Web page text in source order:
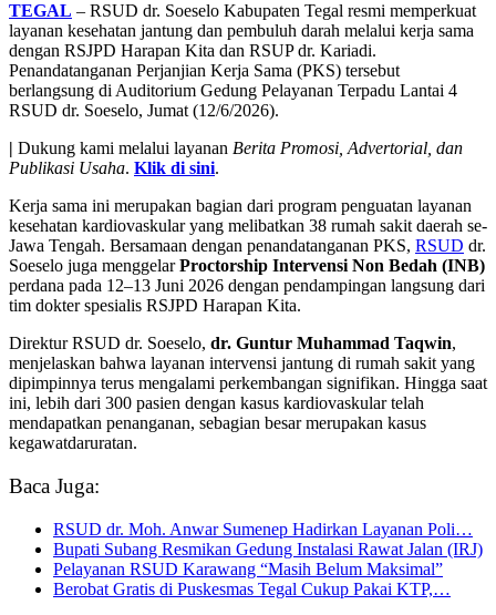
TEGAL – RSUD dr. Soeselo Kabupaten Tegal resmi memperkuat
layanan kesehatan jantung dan pembuluh darah melalui kerja sama
dengan RSJPD Harapan Kita dan RSUP dr. Kariadi.
Penandatanganan Perjanjian Kerja Sama (PKS) tersebut
berlangsung di Auditorium Gedung Pelayanan Terpadu Lantai 4
RSUD dr. Soeselo, Jumat (12/6/2026).
| Dukung kami melalui layanan Berita Promosi, Advertorial, dan
Publikasi Usaha. Klik di sini.
Kerja sama ini merupakan bagian dari program penguatan layanan
kesehatan kardiovaskular yang melibatkan 38 rumah sakit daerah se-
Jawa Tengah. Bersamaan dengan penandatanganan PKS, RSUD dr.
Soeselo juga menggelarProctorship Intervensi Non Bedah (INB)
perdana pada 12–13 Juni 2026 dengan pendampingan langsung dari
tim dokter spesialis RSJPD Harapan Kita.
Direktur RSUD dr. Soeselo, dr. Guntur Muhammad Taqwin,
menjelaskan bahwa layanan intervensi jantung di rumah sakit yang
dipimpinnya terus mengalami perkembangan signifikan. Hingga saat
ini, lebih dari 300 pasien dengan kasus kardiovaskular telah
mendapatkan penanganan, sebagian besar merupakan kasus
kegawatdaruratan.
Baca Juga:
RSUD dr. Moh. Anwar Sumenep Hadirkan Layanan Poli…
Bupati Subang Resmikan Gedung Instalasi Rawat Jalan (IRJ)
Pelayanan RSUD Karawang “Masih Belum Maksimal”
Berobat Gratis di Puskesmas Tegal Cukup Pakai KTP,…